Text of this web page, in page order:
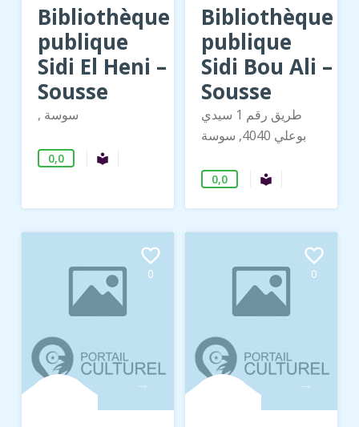
Bibliothèque
publique
Sidi El Heni –
Sousse
, سوسة
0,0 local_library
Bibliothèque
publique
Sidi Bou Ali –
Sousse
طريق رقم 1 سيدي
بوعلي 4040, سوسة
0,0 local_library
favorite_border
0
→
favorite_border
0
→